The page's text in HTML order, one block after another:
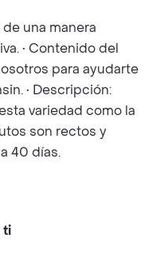
una manera
• Contenido del
para ayudarte
• Descripción:
variedad como la
son rectos y
40 días.
ti